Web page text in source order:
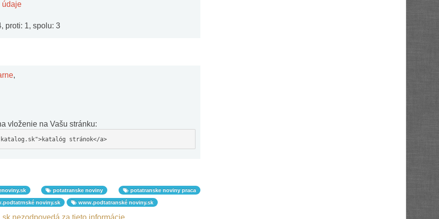
údaje
proti: 1, spolu: 3
,
vloženie na Vašu stránku:
stránok</a>
potatranske noviny potatranske noviny praca
noviny.sk www.podtatranské noviny.sk
nezodpovedá za tieto informácie